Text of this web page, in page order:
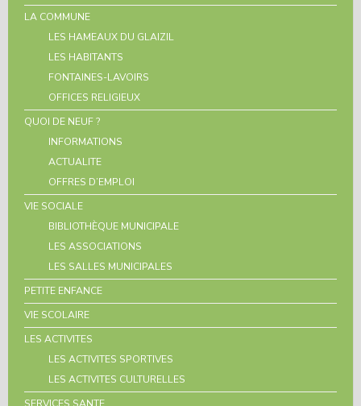
LA COMMUNE
LES HAMEAUX DU GLAIZIL
LES HABITANTS
FONTAINES-LAVOIRS
OFFICES RELIGIEUX
QUOI DE NEUF ?
INFORMATIONS
ACTUALITE
OFFRES D’EMPLOI
VIE SOCIALE
BIBLIOTHÈQUE MUNICIPALE
LES ASSOCIATIONS
LES SALLES MUNICIPALES
PETITE ENFANCE
VIE SCOLAIRE
LES ACTIVITES
LES ACTIVITES SPORTIVES
LES ACTIVITES CULTURELLES
SERVICES SANTE